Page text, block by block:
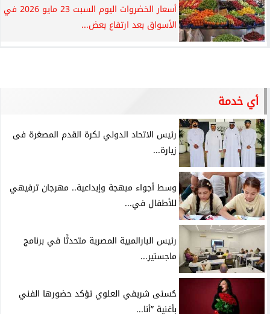
أسعار الخضروات اليوم السبت 23 مايو 2026 في
الأسواق بعد ارتفاع بعض...
أي خدمة
رئيس الاتحاد الدولي لكرة القدم المصغرة فى
زيارة...
وسط أجواء مبهجة وإبداعية.. مهرجان ترفيهي
للأطفال في...
رئيس البارالمبية المصرية متحدثًا في برنامج
ماجستير...
حُسنى شريفي العلوي تؤكد حضورها الفني
بأغنية ”أنا...